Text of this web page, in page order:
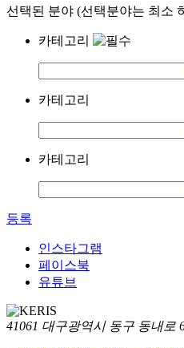
선택된 분야 (선택분야는 최소
카테고리
카테고리
카테고리
등록
인스타그램
페이스북
유튜브
41061 대구광역시 동구 동내로